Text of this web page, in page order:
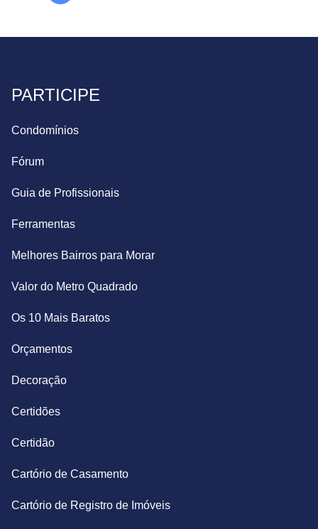
PARTICIPE
Condomínios
Fórum
Guia de Profissionais
Ferramentas
Melhores Bairros para Morar
Valor do Metro Quadrado
Os 10 Mais Baratos
Orçamentos
Decoração
Certidões
Certidão
Cartório de Casamento
Cartório de Registro de Imóveis